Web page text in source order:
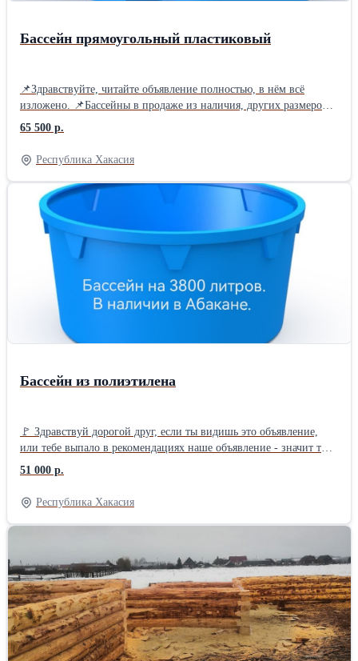
Бассейн прямоугольный пластиковый
📌Здравствуйте, читайте объявление полностью, в нём всё
изложено. 📌Бассейны в продаже из наличия, других размеров
нет❗ 📌Смотрите все объявления в профиле продавца,⭐есть
другие варианты бассейнов. 📌Если вдруг объявление не
активно - это совсем не значит, что товара нет в наличии. 📌
Бассейны из полиэтилена в наличии в Абакане на Складской, 6
📌Мы работаем будни с 10 до 17 часов, сб до 15 часов. 📌Бассейн
прямоугольный с креслами. Изготовлен из пищевого
полиэтилена ротационным методом, не имеет сварных швов. 🚩
Длина 2500 мм. 🚩 Ширина 2040 мм. 🚩 Глубина 1080 мм. 🚩
Объём 4500 литров. 🚩Другие размеры бассейнов смотрите в
нашем профиле. 🚩🚩🚩Цена действительна неделю с момента
публикации от 18.07.2026г далее актуальную стоимость вы
можете узнать по телефону или в мгаазине.
65 500 р.
Республика Хакасия
Бассейн из полиэтилена
🚩 Здравствуй дорогой друг, если ты видишь это объявление,
или тебе выпало в рекомендациях наше объявление - значит ты
целенаправленно искал бассейн, либо подумывал поменять свой
дырявый каркасник на что нибудь практичней и долговечней.🌞
🚩Раз уж вы читаете эту строчку, значит наш продукт
действительно вас заинтересовал🌞 И так, описание ниже, фотки
в карусели, вопросы и ответы в чате, посмотреть - потрогать,
ниже. 📌Мы находимся в Абакане на Складской, 6 📌Работаем с
10 до 17 будни, сб до 15 часов. 📌Схему проезда к нам можно
найти легко, просто вбив в любой поисковик наше название
Тепличный центр Абакан 🚩Мы представителем интересы
производителя ТанПласт в Абакане и югу Края. 🚩В наличии
бассейны из полиэтилена, сделанные методом ротационного
формования, а значит не имеют сварных швов. ⚡Мы ценим
51 000 р.
Республика Хакасия